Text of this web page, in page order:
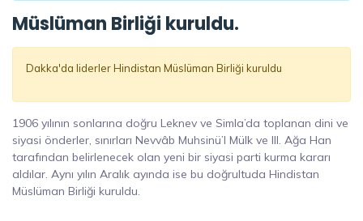
Müslüman Birliği kuruldu.
Dakka'da liderler Hindistan Müslüman Birliği kuruldu
1906 yılının sonlarına doğru Leknev ve Simla’da toplanan dini ve
siyasi önderler, sınırları Nevvâb Muhsinü’l Mülk ve III. Ağa Han
tarafından belirlenecek olan yeni bir siyasi parti kurma kararı
aldılar. Aynı yılın Aralık ayında ise bu doğrultuda Hindistan
Müslüman Birliği kuruldu.